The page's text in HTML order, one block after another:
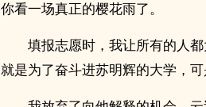
你看一场真正的樱花雨了。
填报志愿时，我让所有的人
就是为了奋斗进苏明辉的大学，